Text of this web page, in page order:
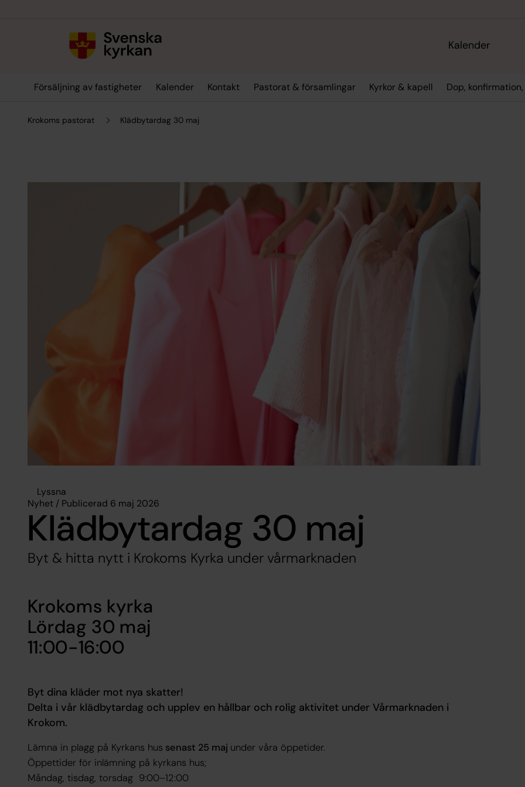
Kalender
Försäljning av fastigheter Kalender Kontakt Pastorat & församlingar Kyrkor & kapell Dop,
Krokoms pastorat Klädbytardag 30 maj
Lyssna
Nyhet / Publicerad 6 maj 2026
Klädbytardag 30 maj
Byt & hitta nytt i Krokoms Kyrka under vårmarknaden
Krokoms kyrka
Lördag 30 maj
11:00-16:00
Byt dina kläder mot nya skatter!
Delta i vår klädbytardag och upplev en hållbar och rolig aktivitet under Vårmarknaden i
Krokom.
Lämna in plagg på Kyrkans hus senast 25 maj under våra öppetider.
Öppettider för inlämning på kyrkans hus;
Måndag, tisdag, torsdag 9:00–12:00